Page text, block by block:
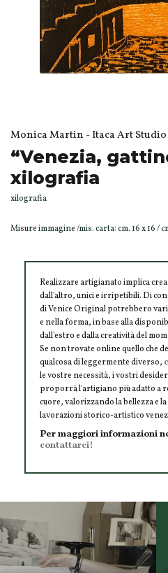
Monica Martin - Itaca Art Studio
“Venezia,
xilografia
xilografia
Misure immagine /mis. carta: cm. 16 x 16 /
Realizzare artigianato implica
dall'altro, unici e irripetibili. Di
di Venice Original potrebbero
e nella forma, in base alla
dall'estro e dalla creatività del
Se non trovate online quello che
qualcosa di leggermente diverso,
le vostre necessità, i vostri
proporrà l'artigiano più adatto a
cuore, valorizzando la bellezza e
lavorazioni storico-artistico
Per maggiori informazioni
contattarci!